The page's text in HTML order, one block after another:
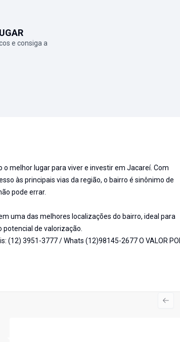
e consiga a
melhor lugar para viver e investir em Jacareí. Com
às principais vias da região, o bairro é sinônimo de
pode errar.
uma das melhores localizações do bairro, ideal para
potencial de valorização.
3951-3777 / Whats (12)98145-2677 O VALOR